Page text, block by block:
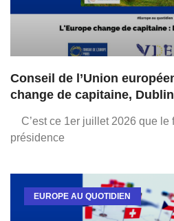
Conseil de l’Union
change de capitaine,
C’est ce 1er juillet 2026 que le
présidence
EUROPE AU QUOTIDIEN